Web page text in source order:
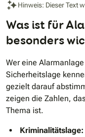
Hinweis: Dieser Text
Was ist für
besonders
Wer eine
Sicherheitslage
gezielt darauf
zeigen die Zahlen,
Thema ist.
Kriminalitätslage: